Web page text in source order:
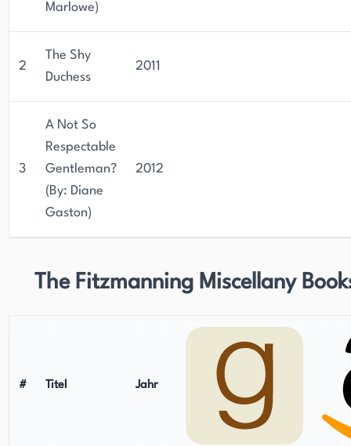
Marlowe)
2
The Shy
Duchess
2011
3
A Not So
Respectable
Gentleman?
(By: Diane
Gaston)
2012
The Fitzmanning Miscellany
# Titel Jahr